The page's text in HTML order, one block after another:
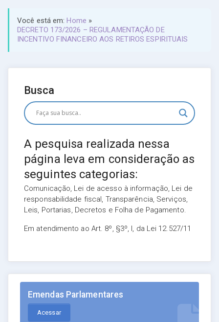
Você está em:Home »
DECRETO 173/2026 – REGULAMENTAÇÃO DE
INCENTIVO FINANCEIRO AOS RETIROS ESPIRITUAIS
Busca
A pesquisa realizada nessa
página leva em consideração as
seguintes categorias:
Comunicação, Lei de acesso à informação, Lei de
responsabilidade fiscal, Transparência, Serviços,
Leis, Portarias, Decretos e Folha de Pagamento.
Em atendimento ao Art. 8º, §3º, I, da Lei 12.527/11
Emendas Parlamentares
Acessar